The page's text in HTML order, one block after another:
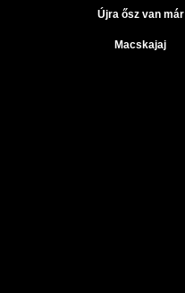
Újra ősz van már
Macskajaj